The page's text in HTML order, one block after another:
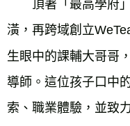
頂著「最高學府」
潢，再跨域創立
生眼中的課輔大哥哥
導師。這位孩子口中
索、職業體驗，並致